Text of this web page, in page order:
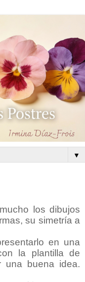
▼
los dibujos
su simetría a
en una
la plantilla de
una buena idea.